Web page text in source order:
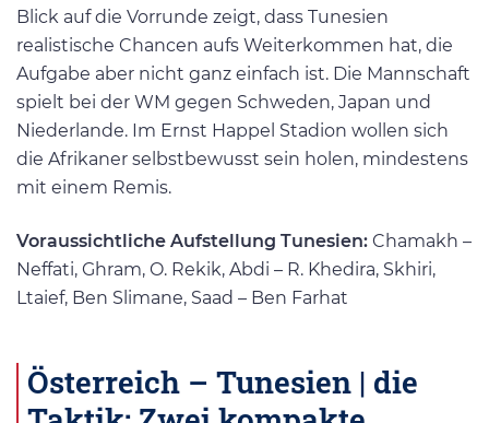
Blick auf die Vorrunde zeigt, dass Tunesien
realistische Chancen aufs Weiterkommen hat, die
Aufgabe aber nicht ganz einfach ist. Die Mannschaft
spielt bei der WM gegen Schweden, Japan und
Niederlande. Im Ernst Happel Stadion wollen sich
die Afrikaner selbstbewusst sein holen, mindestens
mit einem Remis.
Voraussichtliche Aufstellung Tunesien: Chamakh –
Neffati, Ghram, O. Rekik, Abdi – R. Khedira, Skhiri,
Ltaief, Ben Slimane, Saad – Ben Farhat
Österreich – Tunesien | die